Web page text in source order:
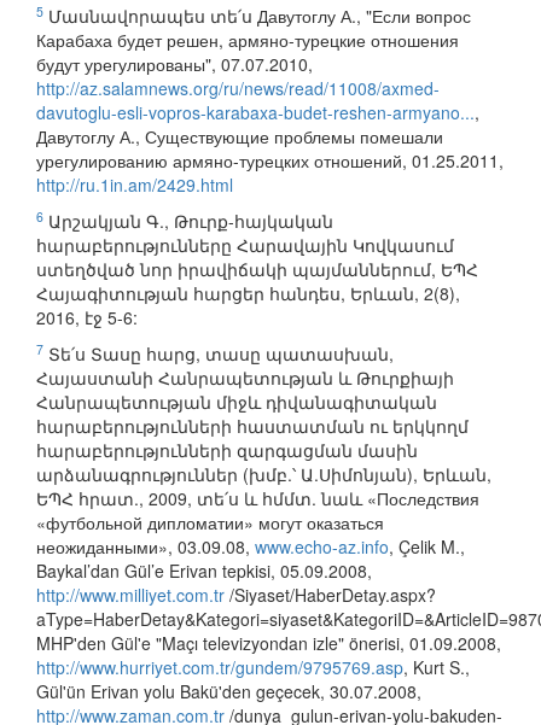
5 Մասնավորապես տե՛ս Давутоглу А., "Если вопрос
Карабаха будет решен, армяно-турецкие отношения
будут урегулированы", 07.07.2010,
http://az.salamnews.org/ru/news/read/11008/axmed-
davutoglu-esli-vopros-karabaxa-budet-reshen-armyano...,
Давутоглу А., Существующие проблемы помешали
урегулированию армяно-турецких отношений, 01.25.2011,
http://ru.1in.am/2429.html
6 Արշակյան Գ., Թուրք-հայկական
հարաբերությունները Հարավային Կովկասում
ստեղծված նոր իրավիճակի պայմաններում, ԵՊՀ
Հայագիտության հարցեր հանդես, Երևան, 2(8),
2016, էջ 5-6:
7 Տե՛ս Տասը հարց, տասը պատասխան,
Հայաստանի Հանրապետության և Թուրքիայի
Հանրապետության միջև դիվանագիտական
հարաբերությունների հաստատման ու երկկողմ
հարաբերությունների զարգացման մասին
արձանագրություններ (խմբ.՝ Ա.Սիմոնյան), Երևան,
ԵՊՀ հրատ., 2009, տե՛ս և հմմտ. նաև «Последствия
«футбольной дипломатии» могут оказаться
неожиданными», 03.09.08, www.echo-az.info, Çelik M.,
Baykal’dan Gül’e Erivan tepkisi, 05.09.2008,
http://www.milliyet.com.tr /Siyaset/HaberDetay.aspx?
MHP'den Gül'e "Maçı televizyondan izle" önerisi, 01.09.2008,
http://www.hurriyet.com.tr/gundem/9795769.asp, Kurt S.,
Gül'ün Erivan yolu Bakü'den geçecek, 30.07.2008,
http://www.zaman.com.tr /dunya_gulun-erivan-yolu-bakuden-